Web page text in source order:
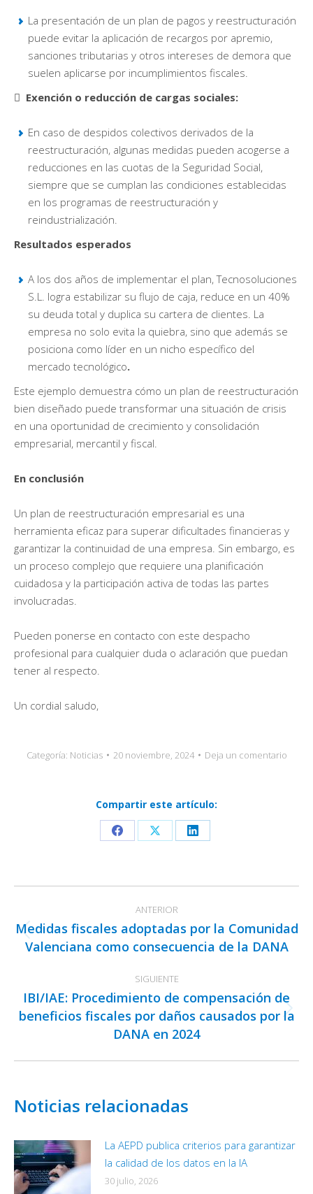
La presentación de un plan de pagos y reestructuración
puede evitar la aplicación de recargos por apremio,
sanciones tributarias y otros intereses de demora que
suelen aplicarse por incumplimientos fiscales.
 Exención o reducción de cargas sociales:
En caso de despidos colectivos derivados de la
reestructuración, algunas medidas pueden acogerse a
reducciones en las cuotas de la Seguridad Social,
siempre que se cumplan las condiciones establecidas
en los programas de reestructuración y
reindustrialización.
Resultados esperados
A los dos años de implementar el plan, Tecnosoluciones
S.L. logra estabilizar su flujo de caja, reduce en un 40%
su deuda total y duplica su cartera de clientes. La
empresa no solo evita la quiebra, sino que además se
posiciona como líder en un nicho específico del
mercado tecnológico.
Este ejemplo demuestra cómo un plan de reestructuración
bien diseñado puede transformar una situación de crisis
en una oportunidad de crecimiento y consolidación
empresarial, mercantil y fiscal.
En conclusión
Un plan de reestructuración empresarial es una
herramienta eficaz para superar dificultades financieras y
garantizar la continuidad de una empresa. Sin embargo, es
un proceso complejo que requiere una planificación
cuidadosa y la participación activa de todas las partes
involucradas.
Pueden ponerse en contacto con este despacho
profesional para cualquier duda o aclaración que puedan
tener al respecto.
Un cordial saludo,
Categoría: Noticias 20 noviembre, 2024 Deja un comentario
Compartir este artículo:
Share
Facebook
Share
X
Share
LinkedIn
entre
publicaciones
ANTERIOR
Publicación
anterior:
Medidas fiscales adoptadas por la Comunidad
Valenciana como consecuencia de la DANA
SIGUIENTE
Publicación
siguiente:
IBI/IAE: Procedimiento de compensación de
beneficios fiscales por daños causados por la
DANA en 2024
Noticias relacionadas
La AEPD publica criterios para garantizar
la calidad de los datos en la IA
30 julio, 2026